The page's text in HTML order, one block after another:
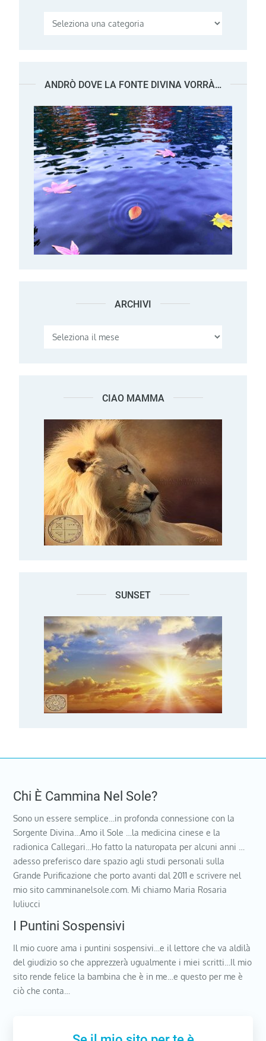
Categorie
ANDRÒ DOVE LA FONTE DIVINA VORRÀ…
ARCHIVI Archivi
CIAO MAMMA
SUNSET
Chi È Cammina Nel Sole?
Sono un essere semplice…in profonda connessione con la
Sorgente Divina…Amo il Sole …la medicina cinese e la
radionica Callegari…Ho fatto la naturopata per alcuni anni …
adesso preferisco dare spazio agli studi personali sulla
Grande Purificazione che porto avanti dal 2011 e scrivere nel
mio sito camminanelsole.com. Mi chiamo Maria Rosaria
Iuliucci
I Puntini Sospensivi
Il mio cuore ama i puntini sospensivi…e il lettore che va aldilà
del giudizio so che apprezzerà ugualmente i miei scritti…Il mio
sito rende felice la bambina che è in me…e questo per me è
ciò che conta…